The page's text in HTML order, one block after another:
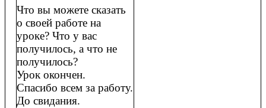
Что вы можете сказать
о своей работе на
уроке? Что у вас
получилось, а что не
получилось?
Урок окончен.
Спасибо всем за работу.
До свидания.